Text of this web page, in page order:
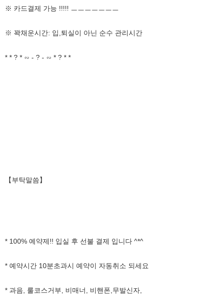
※ 카드결제 가능 !!!!! ㅡㅡㅡㅡㅡㅡㅡ
※ 꽉채운시간: 입,퇴실이 아닌 순수 관리시간
* * ? * ∽ - ? - ∽ * ? * *
【부탁말씀】
* 100% 예약제!! 입실 후 선불 결제 입니다 ^*^
* 예약시간 10분초과시 예약이 자동취소 되세요
* 과음, 룰코스거부, 비매너, 비핸폰,무발신자,